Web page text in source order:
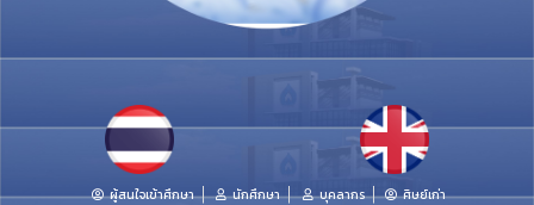
ผู้สนใจเข้าศึกษา นักศึกษา บุคลากร ศิษย์เก่า